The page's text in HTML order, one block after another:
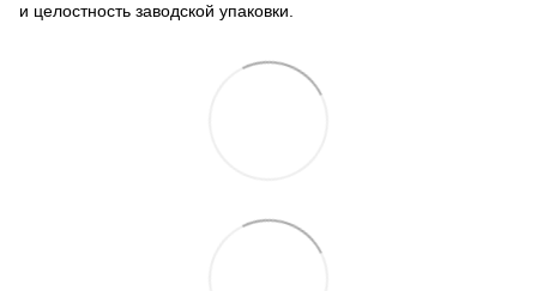
и целостность заводской упаковки.